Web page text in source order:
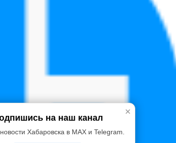
✕
на наш канал
Хабаровска в MAX и Telegram.